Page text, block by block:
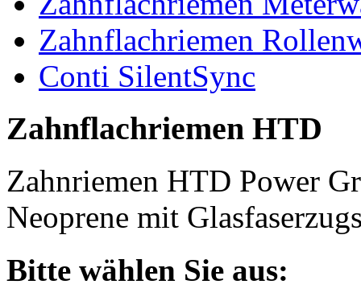
Zahnflachriemen
Conti SilentSync
Zahnflachriemen HTD
Zahnriemen HTD Power
Neoprene mit
Bitte wählen Sie aus: